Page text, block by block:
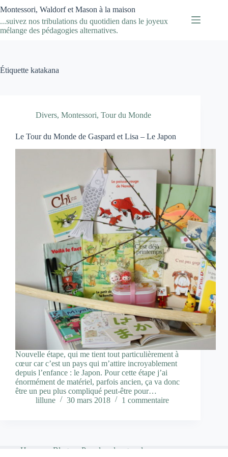
au
contenu
Montessori, Waldorf et Mason à la maison
...suivez nos tribulations du quotidien dans le joyeux
mélange des pédagogies alternatives.
Étiquette katakana
Divers, Montessori, Tour du Monde
Le Tour du Monde de Gaspard et Lisa – Le Japon
Nouvelle étape, qui me tient tout particulièrement à
cœur car c’est un pays qui m’attire incroyablement
depuis l’enfance : le Japon. Pour cette étape j’ai
énormément de matériel, parfois ancien, ça va donc
être un peu plus compliqué peut-être pour…
lillune
30 mars 2018 1 commentaire
Home Blog
Pour les plus grands…